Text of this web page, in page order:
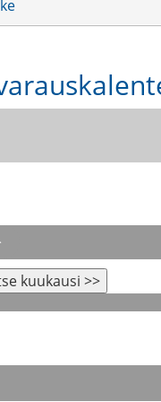
kuukausi >>